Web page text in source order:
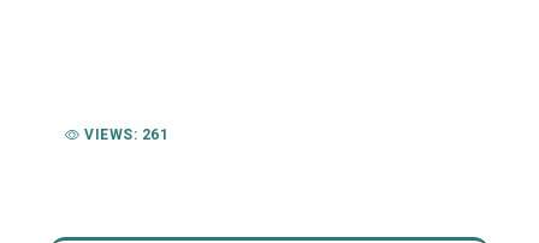
VIEWS: 261